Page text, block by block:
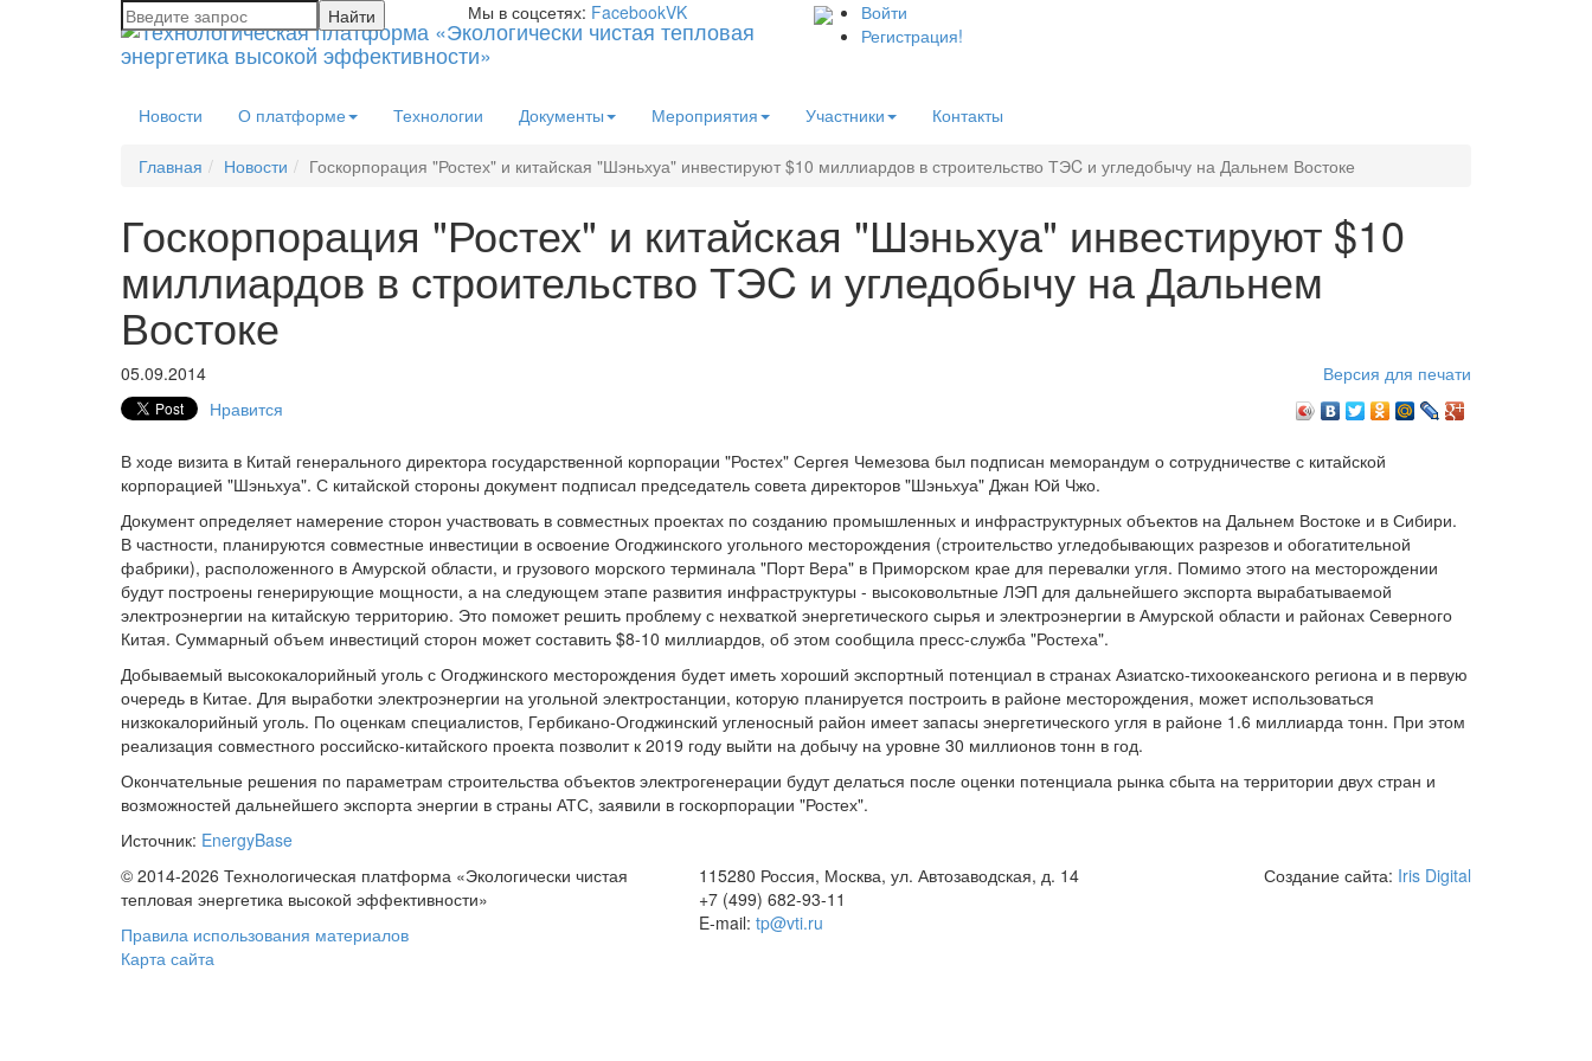
Мы в соцсетях: FacebookVK
Войти
Регистрация!
Новости О платформе Технологии Документы Мероприятия Участники Контакты
Главная Новости Госкорпорация "Ростех" и китайская "Шэньхуа" инвестируют $10 миллиардов в строительство ТЭC и угледобычу на Дальнем Востоке
Госкорпорация "Ростех" и китайская "Шэньхуа" инвестируют $10
миллиардов в строительство ТЭC и угледобычу на Дальнем
Востоке
Версия для печати
05.09.2014
Нравится
В ходе визита в Китай генерального директора государственной корпорации "Ростех" Сергея Чемезова был подписан меморандум о сотрудничестве с китайской
корпорацией "Шэньхуа". С китайской стороны документ подписал председатель совета директоров "Шэньхуа" Джан Юй Чжо.
Документ определяет намерение сторон участвовать в совместных проектах по созданию промышленных и инфраструктурных объектов на Дальнем Востоке и в Сибири.
В частности, планируются совместные инвестиции в освоение Огоджинского угольного месторождения (строительство угледобывающих разрезов и обогатительной
фабрики), расположенного в Амурской области, и грузового морского терминала "Порт Вера" в Приморском крае для перевалки угля. Помимо этого на месторождении
будут построены генерирующие мощности, а на следующем этапе развития инфраструктуры - высоковольтные ЛЭП для дальнейшего экспорта вырабатываемой
электроэнергии на китайскую территорию. Это поможет решить проблему с нехваткой энергетического сырья и электроэнергии в Амурской области и районах Северного
Китая. Суммарный объем инвестиций сторон может составить $8-10 миллиардов, об этом сообщила пресс-служба "Ростеха".
Добываемый высококалорийный уголь с Огоджинского месторождения будет иметь хороший экспортный потенциал в странах Азиатско-тихоокеанского региона и в первую
очередь в Китае. Для выработки электроэнергии на угольной электростанции, которую планируется построить в районе месторождения, может использоваться
низкокалорийный уголь. По оценкам специалистов, Гербикано-Огоджинский угленосный район имеет запасы энергетического угля в районе 1.6 миллиарда тонн. При этом
реализация совместного российско-китайского проекта позволит к 2019 году выйти на добычу на уровне 30 миллионов тонн в год.
Окончательные решения по параметрам строительства объектов электрогенерации будут делаться после оценки потенциала рынка сбыта на территории двух стран и
возможностей дальнейшего экспорта энергии в страны АТС, заявили в госкорпорации "Ростех".
Источник: EnergyBase
© 2014-2026 Технологическая платформа «Экологически чистая
тепловая энергетика высокой эффективности»
Правила использования материалов
Карта сайта
115280 Россия, Москва, ул. Автозаводская, д. 14
+7 (499) 682-93-11
E-mail: tp@vti.ru
Создание сайта: Iris Digital